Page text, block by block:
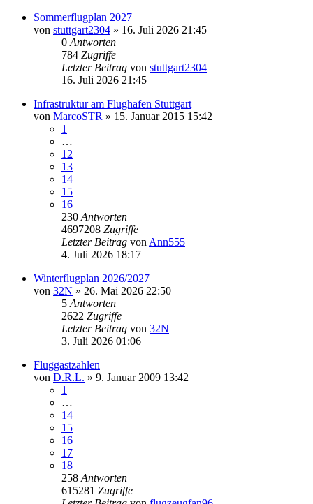
Sommerflugplan 2027
von stuttgart2304 » 16. Juli 2026 21:45
0 Antworten
784 Zugriffe
Letzter Beitrag von stuttgart2304
16. Juli 2026 21:45
Infrastruktur am Flughafen Stuttgart
von MarcoSTR » 15. Januar 2015 15:42
1
…
12
13
14
15
16
230 Antworten
4697208 Zugriffe
Letzter Beitrag von Ann555
4. Juli 2026 18:17
Winterflugplan 2026/2027
von 32N » 26. Mai 2026 22:50
5 Antworten
2622 Zugriffe
Letzter Beitrag von 32N
3. Juli 2026 01:06
Fluggastzahlen
von D.R.L. » 9. Januar 2009 13:42
1
…
14
15
16
17
18
258 Antworten
615281 Zugriffe